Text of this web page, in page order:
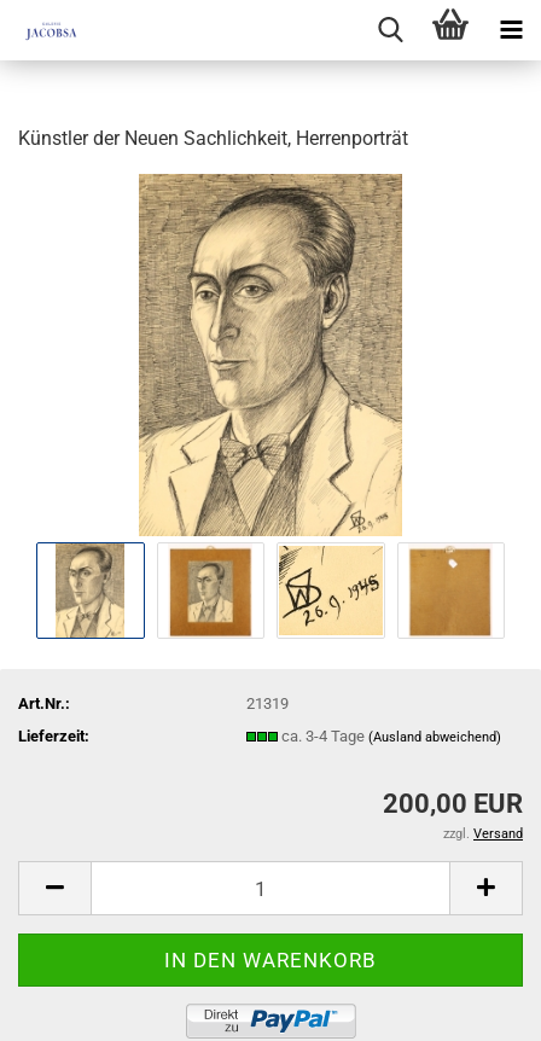
Künstler der Neuen Sachlichkeit, Herrenporträt
Art.Nr.:
21319
Lieferzeit:
ca. 3-4 Tage(Ausland abweichend)
200,00 EUR
zzgl. Versand